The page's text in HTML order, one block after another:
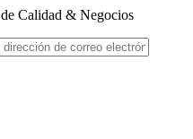
Calidad & Negocios